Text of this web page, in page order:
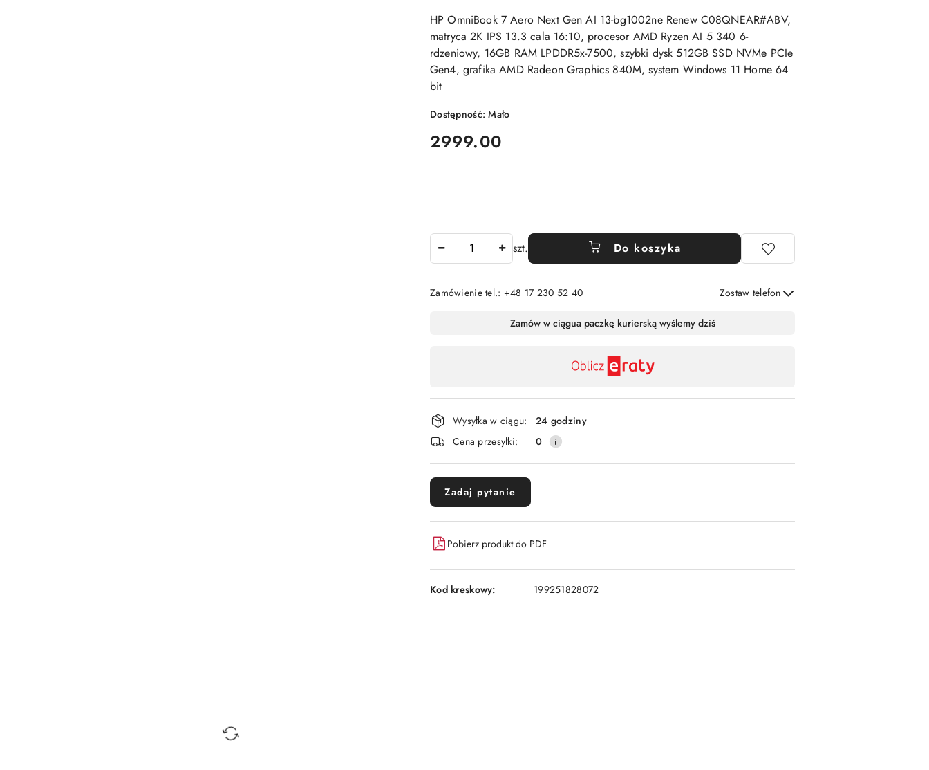
HP OmniBook 7 Aero Next Gen AI 13-bg1002ne Renew C08QNEAR#ABV,
matryca 2K IPS 13.3 cala 16:10, procesor AMD Ryzen AI 5 340 6-
rdzeniowy, 16GB RAM LPDDR5x-7500, szybki dysk 512GB SSD NVMe PCIe
Gen4, grafika AMD Radeon Graphics 840M, system Windows 11 Home 64
bit
Dostępność:Mało
cena:
2999.00
szt. Do koszyka
Zamówienie tel.: +48 17 230 52 40 Zostaw telefon
Dostępność
dostawa
Zamów w ciągua paczkę kurierską wyślemy dziś
Wysyłka w ciągu:
24 godziny
Cena przesyłki:
0
Zadaj pytanie
Pobierz produkt do PDF
Kod kreskowy: 199251828072